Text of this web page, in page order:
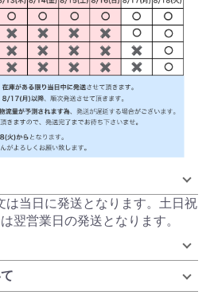
は当日に発送となります。土日祝
翌営業日の発送となります。